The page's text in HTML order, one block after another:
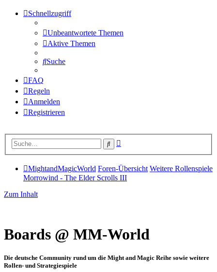
Schnellzugriff
Unbeantwortete Themen
Aktive Themen
Suche
FAQ
Regeln
Anmelden
Registrieren
Suche
MightandMagicWorld Foren-Übersicht Weitere Rollenspiele
Morrowind - The Elder Scrolls III
Zum Inhalt
Boards @ MM-World
Die deutsche Community rund um die Might and Magic Reihe sowie weitere
Rollen- und Strategiespiele